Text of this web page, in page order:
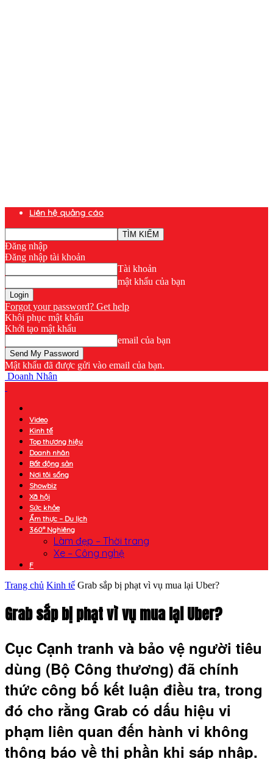
Liên hệ quảng cáo
Đăng nhập
Đăng nhập tài khoản
Tài khoản
mật khẩu của bạn
Forgot your password? Get help
Khôi phục mật khẩu
Khởi tạo mật khẩu
email của bạn
Mật khẩu đã được gửi vào email của bạn.
Doanh Nhân
Video
Kinh tế
Top thương hiệu
Doanh nhân
Bất động sản
Nơi tôi sống
Showbiz
Xã hội
Sức khỏe
Ẩm thực – Du lịch
360° Nghiêng
Làm đẹp – Thời trang
Xe – Công nghệ
F
Trang chủ Kinh tế Grab sắp bị phạt vì vụ mua lại Uber?
Grab sắp bị phạt vì vụ mua lại Uber?
Cục Cạnh tranh và bảo vệ người tiêu
dùng (Bộ Công thương) đã chính
thức công bố kết luận điều tra, trong
đó cho rằng Grab có dấu hiệu vi
phạm liên quan đến hành vi không
thông báo về thị phần khi sáp nhập.